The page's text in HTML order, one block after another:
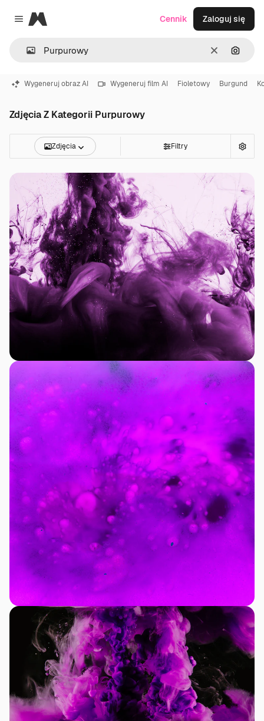
Close menu
Magnific
WyczyśćSzukaj
Cennik Zaloguj się
Wygeneruj obraz AI Wygeneruj film AI Fioletowy Burgund
Zdjęcia Z Kategorii Purpurowy
Zdjęcia Filtry